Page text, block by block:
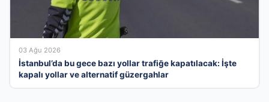
03 Ağu 2026
İstanbul’da bu gece bazı yollar trafiğe kapatılacak: İşte
kapalı yollar ve alternatif güzergahlar